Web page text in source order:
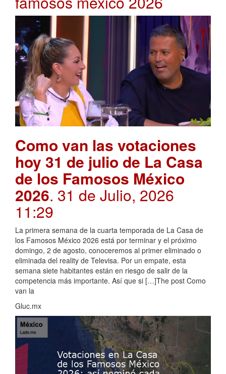
Como van las votaciones
hoy 31 de julio de La Casa
de los Famosos México
2026. 31 de Julio, 2026
11:29
La primera semana de la cuarta temporada de La Casa de
los Famosos México 2026 está por terminar y el próximo
domingo, 2 de agosto, conoceremos al primer eliminado o
eliminada del reality de Televisa. Por un empate, esta
semana siete habitantes están en riesgo de salir de la
competencia más importante. Así que si […]The post Como
van la
Gluc.mx